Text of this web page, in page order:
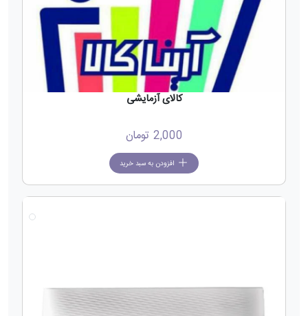
کالای آزمایشی
2,000 تومان
افزودن به سبد خرید